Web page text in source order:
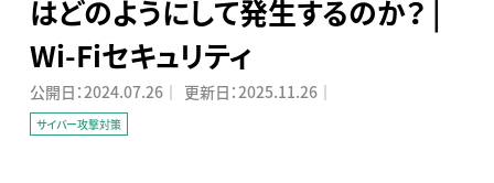
はどのようにして発生するのか？ |
Wi-Fiセキュリティ
公開日：2024.07.26｜ 更新日：2025.11.26 ｜
サイバー攻撃対策